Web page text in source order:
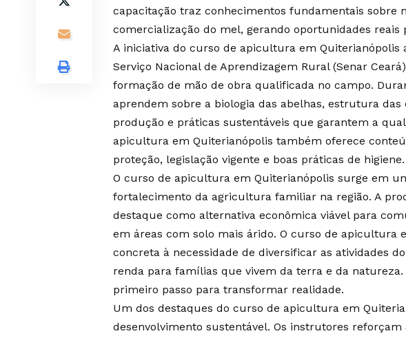
capacitação traz conhecimentos fundamentais sobre
comercialização do mel, gerando oportunidades reais
A iniciativa do curso de apicultura em Quiterianópolis
Serviço Nacional de Aprendizagem Rural (Senar
formação de mão de obra qualificada no campo.
aprendem sobre a biologia das abelhas, estrutura
produção e práticas sustentáveis que garantem a
apicultura em Quiterianópolis também oferece
proteção, legislação vigente e boas práticas de higiene.
O curso de apicultura em Quiterianópolis surge em
fortalecimento da agricultura familiar na região. A
destaque como alternativa econômica viável para
em áreas com solo mais árido. O curso de apicultura
concreta à necessidade de diversificar as atividades
renda para famílias que vivem da terra e da
primeiro passo para transformar realidade.
Um dos destaques do curso de apicultura em
desenvolvimento sustentável. Os instrutores